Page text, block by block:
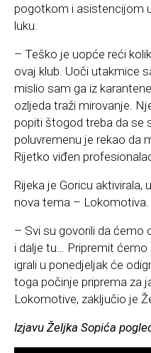
pogotkom i asistencijom
luku.
– Teško je uopće reći
ovaj klub. Uoči utakmice
mislio sam ga iz
ozljeda traži mirovanje.
popiti štogod treba da se
poluvremenu je rekao da
Rijetko viđen
Rijeka je Goricu
nova tema – Lokomotiva.
– Svi su govorili da ćemo
i dalje tu… Pripremit
igrali u ponedjeljak će
toga počinje priprema za
Lokomotive, zaključio je
Izjavu Željka Sopića